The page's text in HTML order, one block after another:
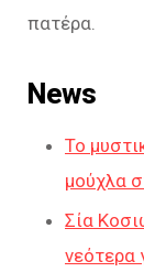
πατέρα.
News
Το
μούχλα
Σία
νεότερα